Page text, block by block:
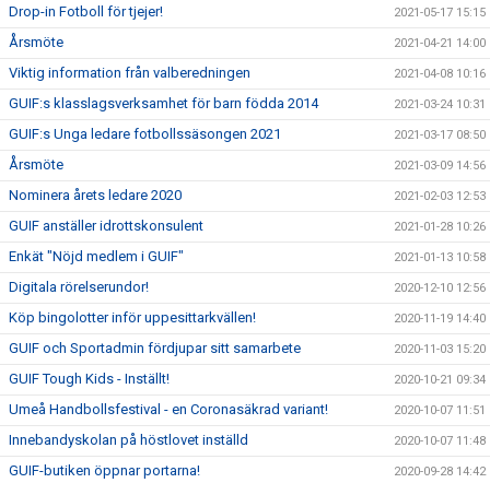
Drop-in Fotboll för tjejer! 2021-05-17 15:15
Årsmöte 2021-04-21 14:00
Viktig information från valberedningen 2021-04-08 10:16
GUIF:s klasslagsverksamhet för barn födda 2014 2021-03-24 10:31
GUIF:s Unga ledare fotbollssäsongen 2021 2021-03-17 08:50
Årsmöte 2021-03-09 14:56
Nominera årets ledare 2020 2021-02-03 12:53
GUIF anställer idrottskonsulent 2021-01-28 10:26
Enkät "Nöjd medlem i GUIF" 2021-01-13 10:58
Digitala rörelserundor! 2020-12-10 12:56
Köp bingolotter inför uppesittarkvällen! 2020-11-19 14:40
GUIF och Sportadmin fördjupar sitt samarbete 2020-11-03 15:20
GUIF Tough Kids - Inställt! 2020-10-21 09:34
Umeå Handbollsfestival - en Coronasäkrad variant! 2020-10-07 11:51
Innebandyskolan på höstlovet inställd 2020-10-07 11:48
GUIF-butiken öppnar portarna! 2020-09-28 14:42